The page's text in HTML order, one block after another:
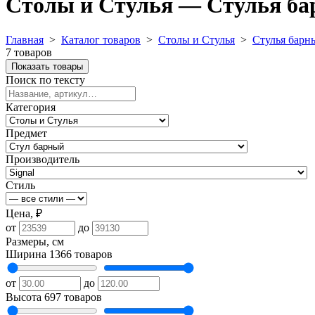
Столы и Стулья — Стулья
Главная > Каталог товаров > Столы и Стулья > Стулья
7 товаров
Показать товары
Поиск по тексту
Категория
Предмет
Производитель
Стиль
Цена, ₽
от
до
Размеры, см
Ширина 1366 товаров
от
до
Высота 697 товаров